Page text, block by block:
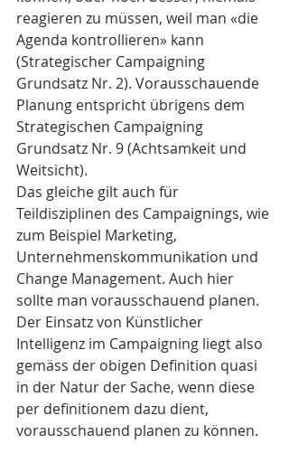
reagieren zu müssen, weil man «die
Agenda kontrollieren» kann
(Strategischer Campaigning
Grundsatz Nr. 2). Vorausschauende
Planung entspricht übrigens dem
Strategischen Campaigning
Grundsatz Nr. 9 (Achtsamkeit und
Weitsicht).
Das gleiche gilt auch für
Teildisziplinen des Campaignings, wie
zum Beispiel Marketing,
Unternehmenskommunikation und
Change Management. Auch hier
sollte man vorausschauend planen.
Der Einsatz von Künstlicher
Intelligenz im Campaigning liegt also
gemäss der obigen Definition quasi
in der Natur der Sache, wenn diese
per definitionem dazu dient,
vorausschauend planen zu können.